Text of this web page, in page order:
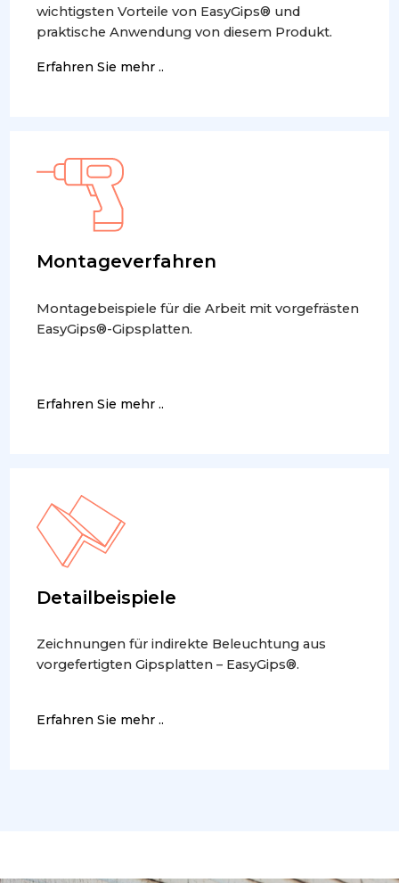
wichtigsten Vorteile von EasyGips® und
praktische Anwendung von diesem Produkt.
Erfahren Sie mehr ..
Montageverfahren
Montagebeispiele für die Arbeit mit vorgefrästen
EasyGips®-Gipsplatten.
Erfahren Sie mehr ..
Detailbeispiele
Zeichnungen für indirekte Beleuchtung aus
vorgefertigten Gipsplatten – EasyGips®.
Erfahren Sie mehr ..